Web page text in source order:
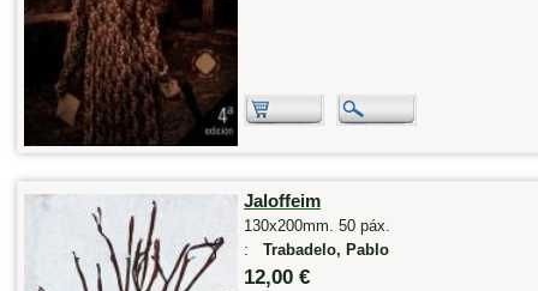
Jaloffeim
130x200mm. 50 páx.
: Trabadelo, Pablo
12,00 €